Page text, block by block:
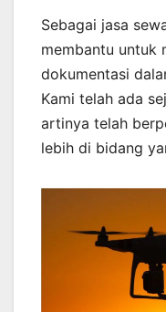
Sebagai jasa
membantu untuk
dokumentasi
Kami telah ada
artinya telah
lebih di bidang